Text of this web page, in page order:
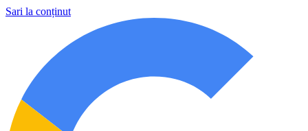
Sari la conținut